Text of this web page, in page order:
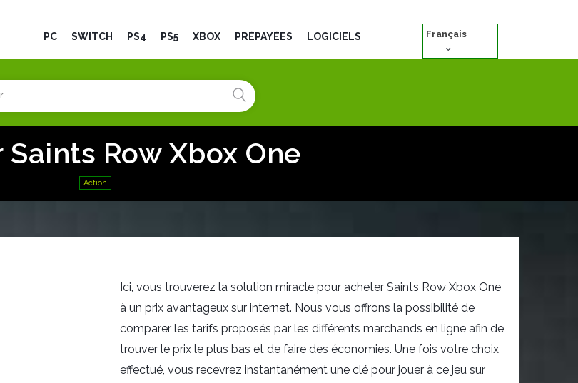
PC SWITCH PS4 PS5 XBOX PRÉPAYÉES LOGICIELS Français
Row Xbox One
Action
Ici, vous trouverez la solution miracle pour acheter Saints Row Xbox One
à un prix avantageux sur internet. Nous vous offrons la possibilité de
comparer les tarifs proposés par les différents marchands en ligne afin de
trouver le prix le plus bas et de faire des économies. Une fois votre choix
effectué, vous recevrez instantanément une clé pour jouer à ce jeu sur